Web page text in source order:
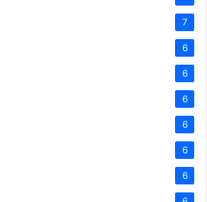
7
6
6
6
6
6
6